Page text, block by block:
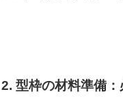
2. 型枠の材料準備：